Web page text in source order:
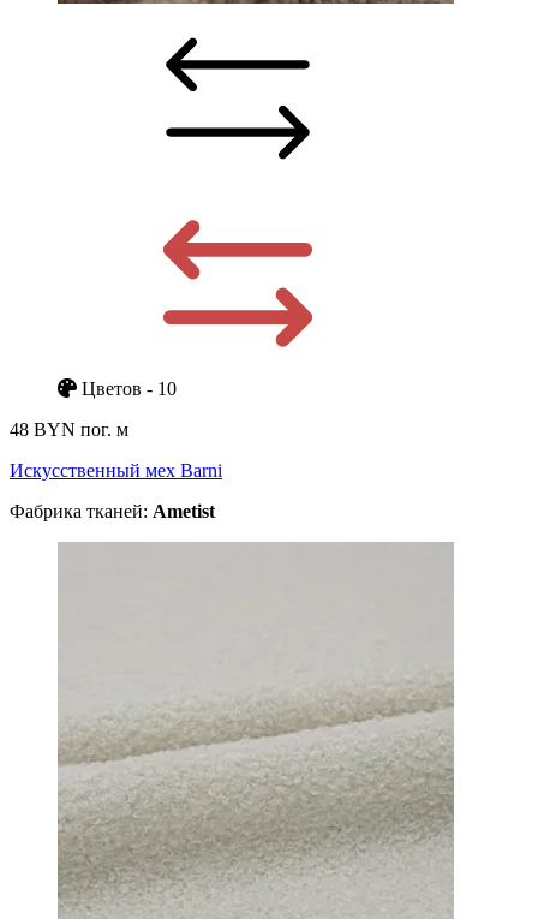
Цветов - 10
48 BYN пог. м
Искусственный мех Barni
Фабрика тканей: Ametist